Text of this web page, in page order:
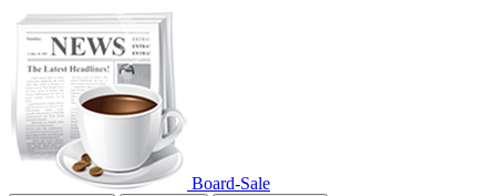
Board-Sale